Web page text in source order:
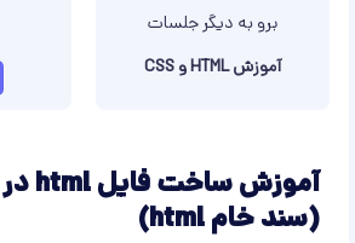
برو به دیگر جلسات
آموزش HTML و CSS
(سند خام html)